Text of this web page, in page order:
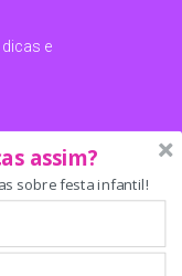
e
assim?
sobre festa infantil!